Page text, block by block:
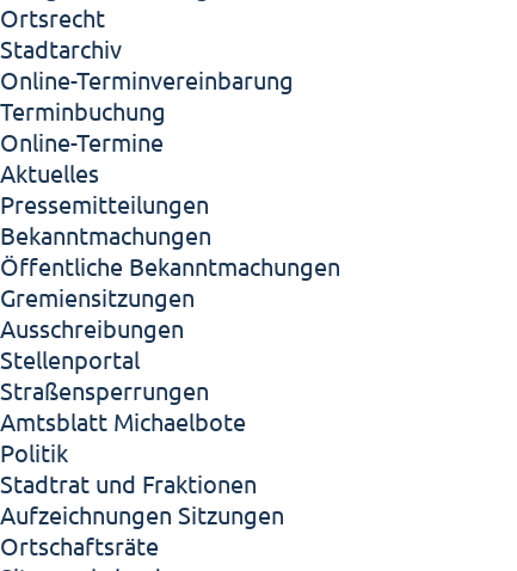
Ortsrecht
Stadtarchiv
Online-Terminvereinbarung
Terminbuchung
Online-Termine
Aktuelles
Pressemitteilungen
Bekanntmachungen
Öffentliche Bekanntmachungen
Gremiensitzungen
Ausschreibungen
Stellenportal
Straßensperrungen
Amtsblatt Michaelbote
Politik
Stadtrat und Fraktionen
Aufzeichnungen Sitzungen
Ortschaftsräte